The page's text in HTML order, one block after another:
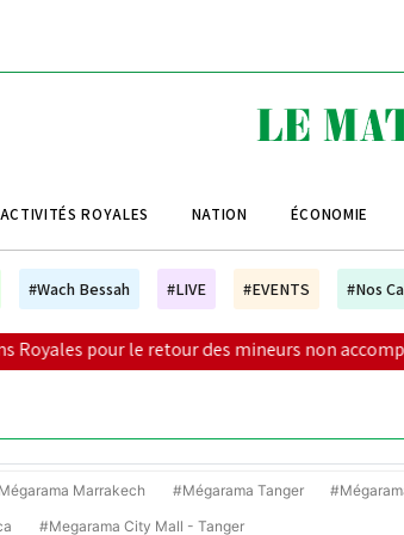
ACTIVITÉS ROYALES NATION ÉCONOMIE
#Wach Bessah #LIVE #EVENTS #Nos
des mineurs non accompagnés |
Marrakech #Mégarama Tanger
#Megarama City Mall - Tanger